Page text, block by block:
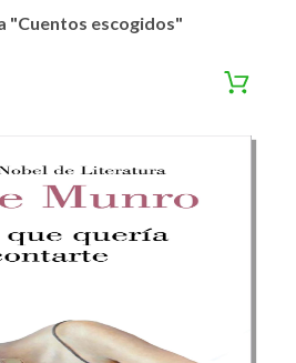
"Cuentos escogidos"